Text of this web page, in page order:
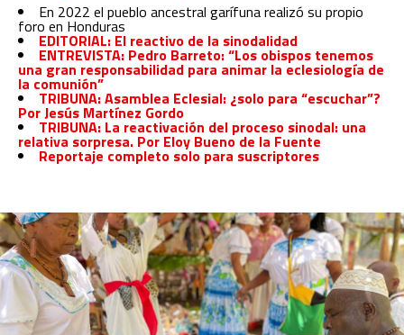
En 2022 el pueblo ancestral garífuna realizó su propio
foro en Honduras
EDITORIAL: El reactivo de la sinodalidad
ENTREVISTA: Pedro Barreto: “Los obispos tenemos
una gran responsabilidad para animar la eclesiología de
la comunión”
TRIBUNA: Asamblea Eclesial: ¿solo para “escuchar”?
Por Jesús Martínez Gordo
TRIBUNA: La reactivación del proceso sinodal: una
relativa sorpresa. Por Eloy Bueno de la Fuente
Reportaje completo solo para suscriptores